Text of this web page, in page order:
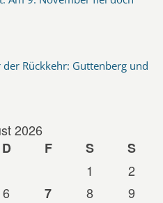
Rückkehr: Guttenberg und
2026
D F S
S
1
2
6 7 8
9